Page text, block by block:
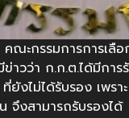
ณะกรรมการการเ
วว่า ก.ก.ต.ได้มีกา
งไม่ได้รับรอง เพร
จึงสามารถรับรองได้